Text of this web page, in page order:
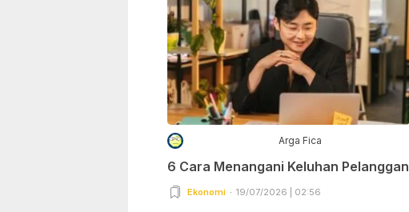
Arga Fica
6 Cara Menangani Keluhan Pelanggan
Ekonomi 19/07/2026 | 02:56